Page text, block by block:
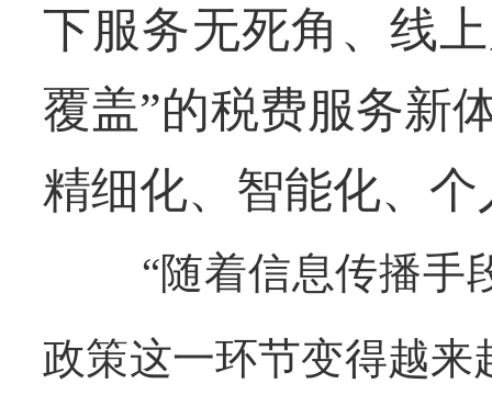
下服务无死角、线
覆盖”的税费服务新
精细化、智能化、
“随着信息传播手
政策这一环节变得越